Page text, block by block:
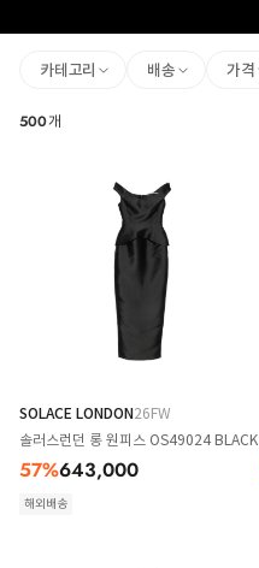
카테고리 배송 가격
500개
SOLACE LONDON26FW
솔러스런던 롱 원피스 OS49024 BLACK
57%643,000
해외배송